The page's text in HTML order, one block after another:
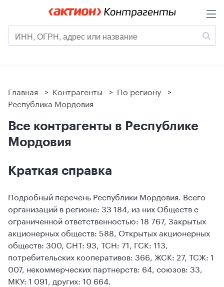
Главная > Контрагенты > По региону >
Республика Мордовия
Все контрагенты в Республике
Мордовия
Краткая справка
Подробный перечень Республики Мордовия. Всего
организаций в регионе: 33 184, из них Обществ с
ограниченной ответственностью: 18 767, Закрытых
акционерных обществ: 588, Открытых акционерных
обществ: 300, СНТ: 93, ТСН: 71, ГСК: 113,
потребительских кооперативов: 366, ЖСК: 27, ТСЖ: 1
007, некоммерческих партнерств: 64, союзов: 33,
МКУ: 1 091, других: 10 664.